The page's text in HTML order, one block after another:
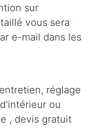
sur
vous sera
e-mail dans les
réglage
ou
, devis gratuit